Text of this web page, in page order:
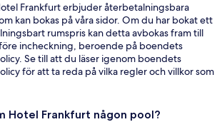
Frankfurt erbjuder återbetalningsbara
kan bokas på våra sidor. Om du har bokat ett
rumspris kan detta avbokas fram till
incheckning, beroende på boendets
Se till att du läser igenom boendets
för att ta reda på vilka regler och villkor som
Hotel Frankfurt någon pool?